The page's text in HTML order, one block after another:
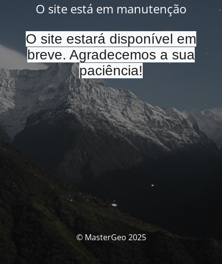
O site está em manutenção
O site estará disponível em
breve. Agradecemos a sua
paciência!
© MasterGeo 2025